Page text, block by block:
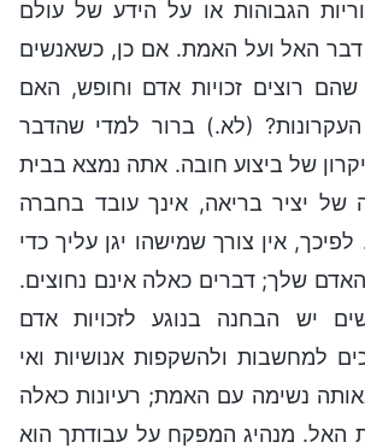
הגבוהות או על הידע של עולם
האל ועל האמת. אם כן, כשאנשים
שהם רוצים זכויות אדם וחופש, האם
(לא.) ברור למדי שהדבר
של ביצוע חובה. אתה נמצא בבית
יציר בריאה, אינך עובד בחברה
אין צורך שמישהו יגן עליך כדי
האדם שלך; דברים כאלה אינם נחוצים.
יש הבחנה בנוגע לזכויות אדם
למחשבות ולהשקפות אנושיות ואי
נשימה עם האמת; רעיונות כאלה
האל. מנהיג המפקח על עבודתך הוא